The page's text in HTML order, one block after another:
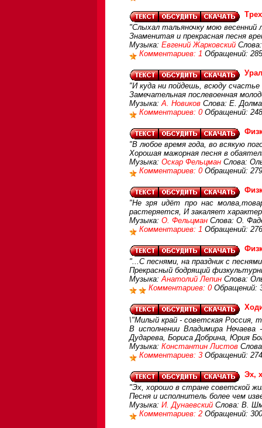
"Слыхал тальяночку мою весенний
Знаменитая и прекрасная песня
Музыка: Евгений Жарковский
Комментариев: 1 Обращений:
"И куда ни пойдешь, всюду
Замечательная послевоенная
Музыка:А. Новиков Слова: Е.
Комментариев: 0 Обращений:
"В любое время года, во всякую
Хорошая мажорная песня в
Музыка: Оскар Фельцман Слова:
Комментариев: 0 Обращений:
"Не зря идёт про нас
растеряется, И закаляет
Музыка: О. Фельцман Слова: О.
Комментариев: 1 Обращений:
"...С песнями, на праздник с
Прекрасный бодрящий
Музыка:Анатолий Лепин Слова:
Комментариев: 0 Обращений:
\"Милый край - советская Россия,
В исполнении Владимира
Дударева, Бориса Добрина, Юрия
Музыка: Константин Листов
Комментариев: 3 Обращений:
Эх,
"Эх, хорошо в стране советской
Песня и исполнитель более чем
Музыка: И. Дунаевский Слова: В.
Комментариев: 2 Обращений: